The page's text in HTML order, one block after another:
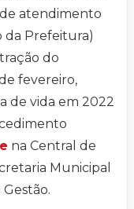
atendimento
da Prefeitura)
do
fevereiro,
de vida em 2022
na Central de
Municipal